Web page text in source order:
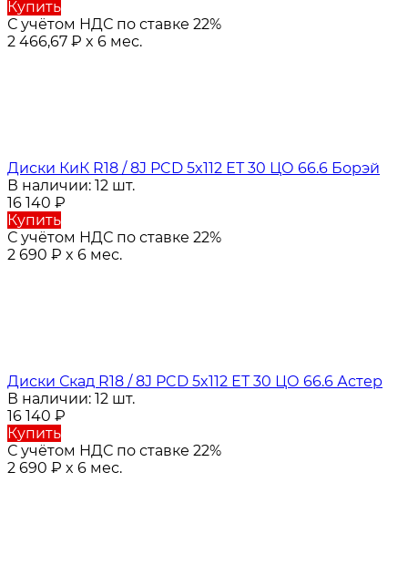
Купить
С учётом НДС по ставке 22%
2 466,67 ₽ x 6 мес.
Диски КиК R18 / 8J PCD 5x112 ЕТ 30 ЦО 66.6 Борэй
В наличии: 12 шт.
16 140 ₽
Купить
С учётом НДС по ставке 22%
2 690 ₽ x 6 мес.
Диски Скад R18 / 8J PCD 5x112 ЕТ 30 ЦО 66.6 Астер
В наличии: 12 шт.
16 140 ₽
Купить
С учётом НДС по ставке 22%
2 690 ₽ x 6 мес.